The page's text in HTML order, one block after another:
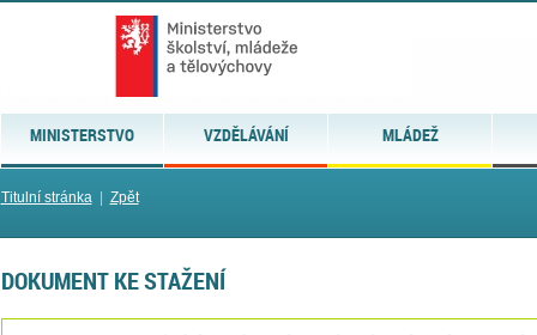
MINISTERSTVO VZDĚLÁVÁNÍ MLÁDEŽ
Titulní stránka| Zpět
DOKUMENT KE STAŽENÍ